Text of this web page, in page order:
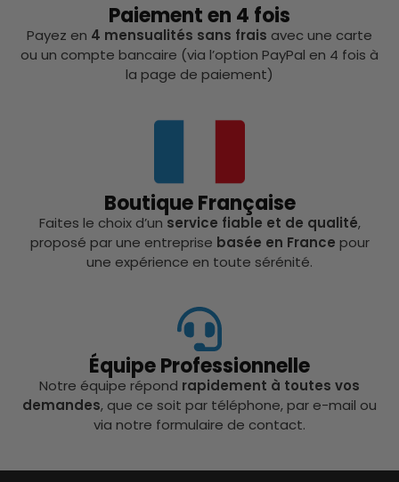
Paiement en 4 fois
Payez en 4 mensualités sans frais avec une carte
ou un compte bancaire (via l’option PayPal en 4 fois à
la page de paiement)
Boutique Française
Faites le choix d’un service fiable et de qualité,
proposé par une entreprise basée en France pour
une expérience en toute sérénité.
Équipe Professionnelle
Notre équipe répond rapidement à toutes vos
demandes, que ce soit par téléphone, par e-mail ou
via notre formulaire de contact.